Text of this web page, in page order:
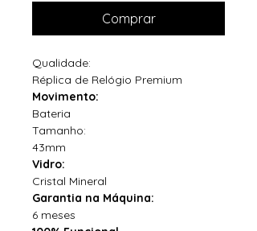
Comprar
Qualidade:
Réplica de Relógio Premium
Movimento:
Bateria
Tamanho:
43mm
Vidro:
Cristal Mineral
Garantia na Máquina:
6 meses